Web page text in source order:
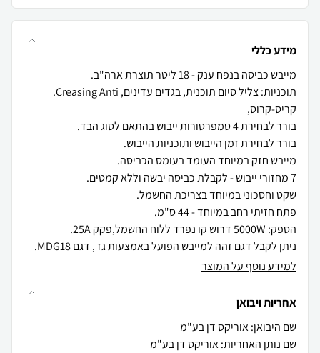
מידע כללי
ניתן לקבל דגם זהה למייבש הפועל באמצעות גז , דגם MDG18.
למידע נוסף על המוצר
אחריות ויבואן
שם היבואן: אוריקס דן בע"מ
שם נותן האחריות: אוריקס דן בע"מ